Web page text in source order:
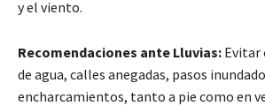
y el viento.
Recomendaciones ante Lluvias: Evitar
de agua, calles anegadas, pasos
encharcamientos, tanto a pie como en